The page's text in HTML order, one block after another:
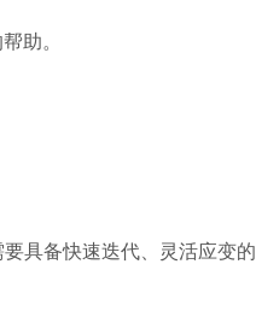
助。
具备快速迭代、灵活应变的